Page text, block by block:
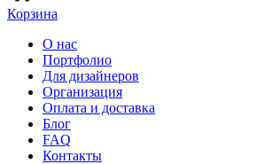
Корзина
О нас
Портфолио
Для дизайнеров
Организация
Оплата и доставка
Блог
FAQ
Контакты